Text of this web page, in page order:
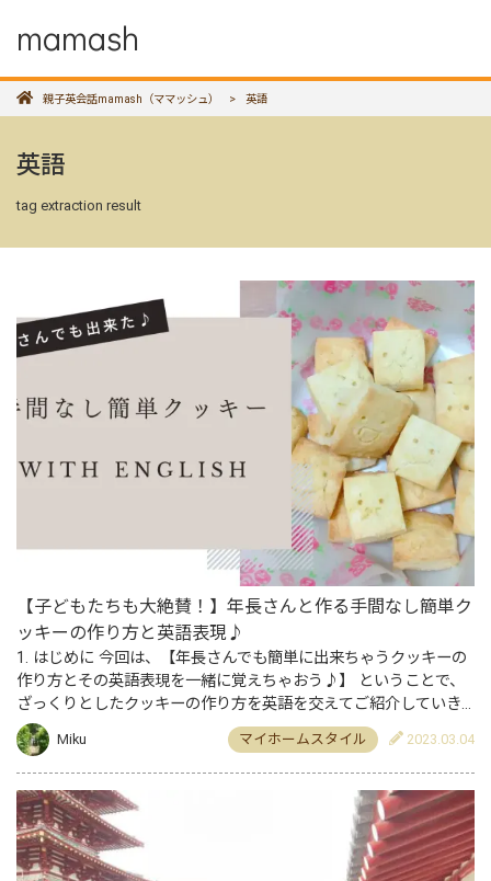
mamash
親子英会話mamash（ママッシュ） > 英語
英語
tag extraction result
【子どもたちも大絶賛！】年長さんと作る手間なし簡単ク
ッキーの作り方と英語表現♪
1. はじめに 今回は、【年長さんでも簡単に出来ちゃうクッキーの
作り方とその英語表現を一緒に覚えちゃおう♪】 ということで、
ざっくりとしたクッキーの作り方を英語を交えてご紹介していき
たいと思います！ 「なぜ英語を交えて？」 と、思ったそこの…
Miku マイホームスタイル 2023.03.04